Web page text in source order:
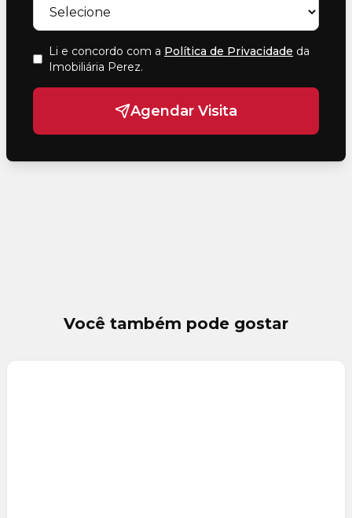
Li e concordo com a Política de Privacidade da
Imobiliária Perez.
Agendar Visita
Você também pode gostar